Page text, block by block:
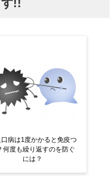
!!
口病は1度かかると免疫つ
何度も繰り返すのを防ぐ
には？